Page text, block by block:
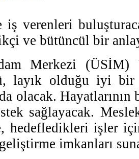
iş verenleri
ve bütüncül bir
Merkezi (ÜSİM)
layık olduğu iyi bir
olacak.
sağlayacak.
hedefledikleri işler
imkanları